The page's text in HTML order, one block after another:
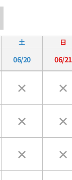
土
06/20
日
06/21